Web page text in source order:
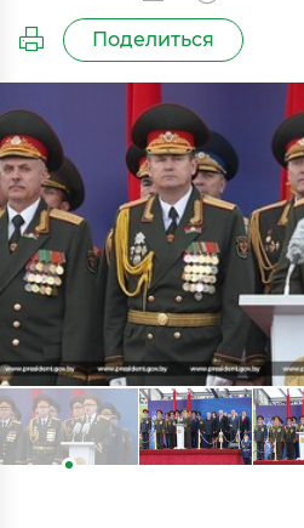
Поделиться